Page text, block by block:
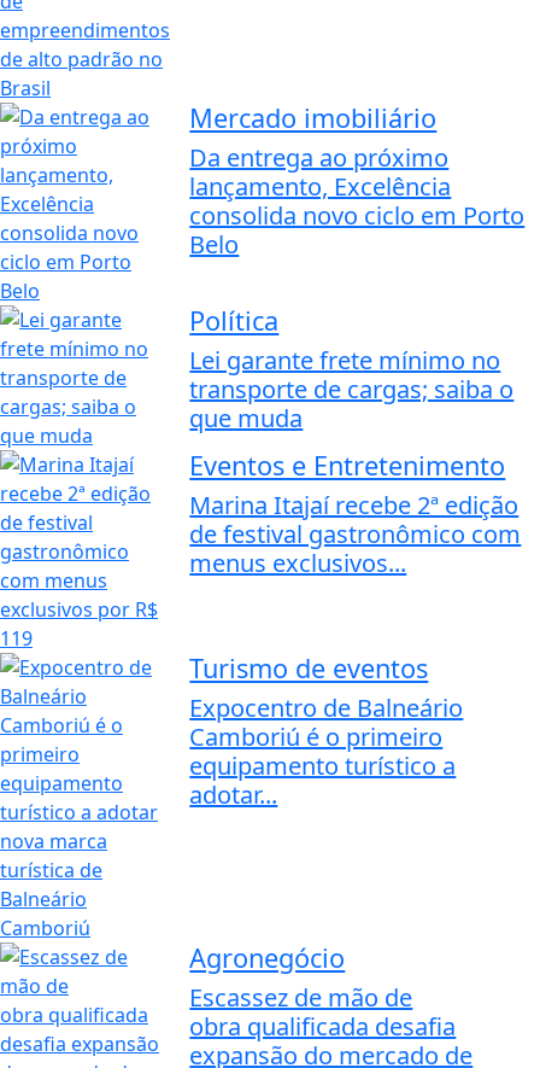
Mercado imobiliário
Da entrega ao próximo
lançamento, Excelência
consolida novo ciclo em Porto
Belo
Política
Lei garante frete mínimo no
transporte de cargas; saiba o
que muda
Eventos e Entretenimento
Marina Itajaí recebe 2ª edição
de festival gastronômico com
menus exclusivos...
Turismo de eventos
Expocentro de Balneário
Camboriú é o primeiro
equipamento turístico a
adotar...
Agronegócio
Escassez de mão de
obra qualificada desafia
expansão do mercado de